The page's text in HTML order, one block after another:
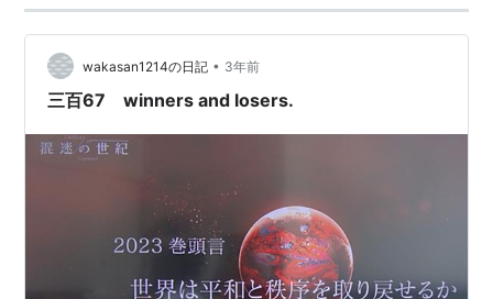
wakasan1214の日記 • 3年前
三百67 winners and losers.